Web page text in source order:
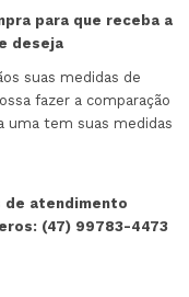
para que receba a
deseja
suas medidas de
fazer a comparação
uma tem suas medidas
de atendimento
(47) 99783-4473